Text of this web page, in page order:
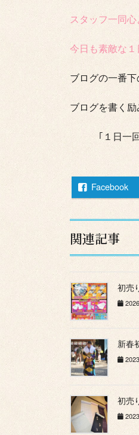
スタッフ一同
今日も素敵な
ブログの一番
ブログを書く
｢１日一回
Facebook
関連記事
初売
新春
初売